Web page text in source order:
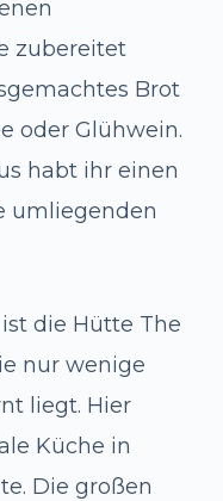
zubereitet
Brot
oder Glühwein.
habt ihr einen
umliegenden
die Hütte The
nur wenige
liegt. Hier
Küche in
Die großen